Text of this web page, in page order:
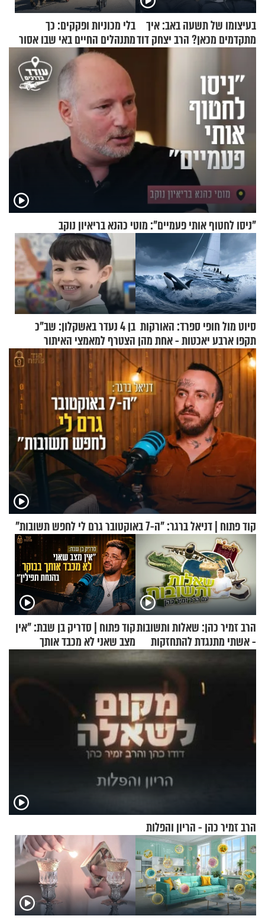
בעיצומו של תשעה באב: איך
מתקדמים מכאן? הרב יצחק דוד
בלי מכוניות ופקקים: כך
מתנהלים החיים באי שבו אסור
לנהוג כבר יותר מ-120 שנה
"ניסו לחטוף אותי פעמיים": מוטי כהנא בריאיון נוקב
סיוט מול חופי ספרד: האורקות
תקפו ארבע יאכטות - אחת מהן
טבעה
בן 4 נעדר באשקלון: שב"כ
הצטרף למאמצי האיתור
קוד פתוח | דניאל ברגר: "ה-7 באוקטובר גרם לי לחפש תשובות"
הרב זמיר כהן: שאלות ותשובות
- אשתי מתנגדת להתחזקות
קוד פתוח | סדריק בן שבת: "אין
מצב שאני לא מכבד אותך
בבוקר בהנחת תפילין"
הרב זמיר כהן - הריון והפלות